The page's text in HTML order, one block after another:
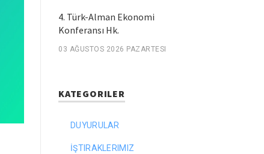
4. Türk-Alman Ekonomi
Konferansı Hk.
03 AĞUSTOS 2026 PAZARTESI
KATEGORILER
DUYURULAR
İŞTIRAKLERIMIZ